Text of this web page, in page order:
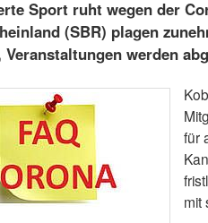
Sport ruht wegen der
(SBR) plagen
werden
für
mit